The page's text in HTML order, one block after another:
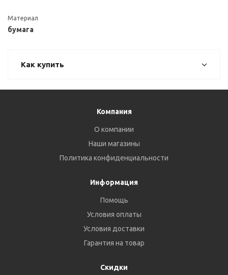
Материал
бумага
Как купить
Компания
О компании
Наши магазины
Политика конфиденциальности
Информация
Помощь
Условия оплаты
Условия доставки
Гарантия на товар
Скидки